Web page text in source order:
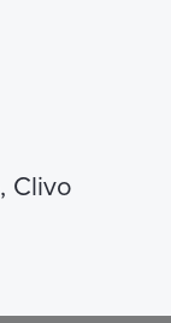
, Clivo